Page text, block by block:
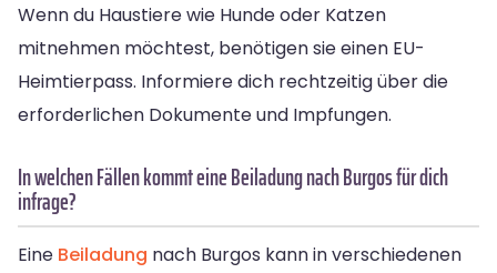
Wenn du Haustiere wie Hunde oder Katzen
mitnehmen möchtest, benötigen sie einen EU-
Heimtierpass. Informiere dich rechtzeitig über die
erforderlichen Dokumente und Impfungen.
In welchen Fällen kommt eine Beiladung nach Burgos für dich
infrage?
Eine Beiladung nach Burgos kann in verschiedenen